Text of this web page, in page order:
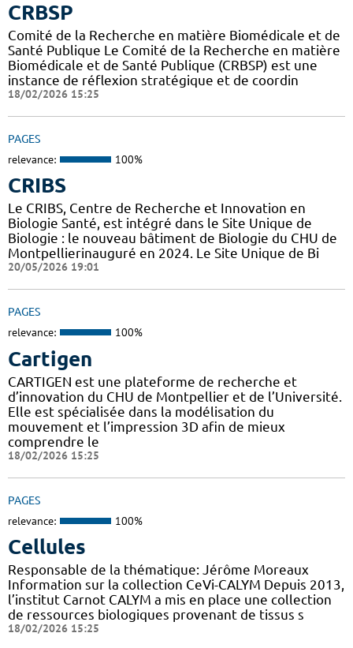
CRBSP
Comité de la Recherche en matière Biomédicale et de
Santé Publique Le Comité de la Recherche en matière
Biomédicale et de Santé Publique (CRBSP) est une
instance de réflexion stratégique et de coordin
18/02/2026 15:25
PAGES
relevance: 100%
CRIBS
Le CRIBS, Centre de Recherche et Innovation en
Biologie Santé, est intégré dans le Site Unique de
Biologie : le nouveau bâtiment de Biologie du CHU de
Montpellierinauguré en 2024. Le Site Unique de Bi
20/05/2026 19:01
PAGES
relevance: 100%
Cartigen
CARTIGEN est une plateforme de recherche et
d’innovation du CHU de Montpellier et de l’Université.
Elle est spécialisée dans la modélisation du
mouvement et l’impression 3D afin de mieux
comprendre le
18/02/2026 15:25
PAGES
relevance: 100%
Cellules
Responsable de la thématique: Jérôme Moreaux
Information sur la collection CeVi-CALYM Depuis 2013,
l’institut Carnot CALYM a mis en place une collection
de ressources biologiques provenant de tissus s
18/02/2026 15:25